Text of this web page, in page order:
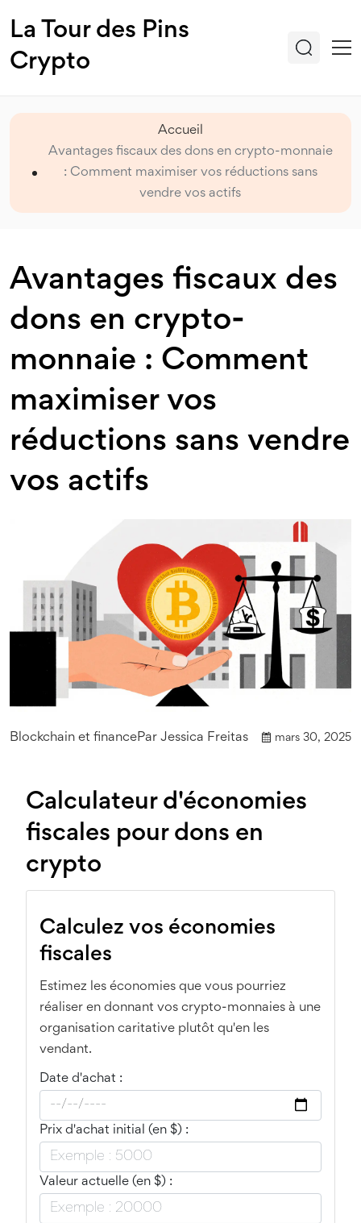
La Tour des Pins
Crypto
Accueil
Avantages fiscaux des dons en crypto-monnaie
: Comment maximiser vos réductions sans
vendre vos actifs
Avantages fiscaux des
dons en crypto-
monnaie : Comment
maximiser vos
réductions sans vendre
vos actifs
Blockchain et financePar Jessica Freitas mars 30, 2025
Calculateur d'économies
fiscales pour dons en
crypto
Calculez vos économies
fiscales
Estimez les économies que vous pourriez
réaliser en donnant vos crypto-monnaies à une
organisation caritative plutôt qu'en les
vendant.
Date d'achat :
Prix d'achat initial (en $) :
Valeur actuelle (en $) :